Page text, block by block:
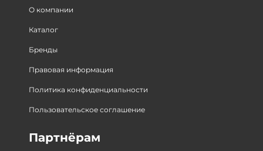
О компании
Каталог
Бренды
Правовая информация
Политика конфиденциальности
Пользовательское соглашение
Партнёрам